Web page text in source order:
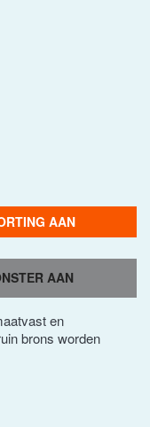
AAN
AAN
en
brons worden